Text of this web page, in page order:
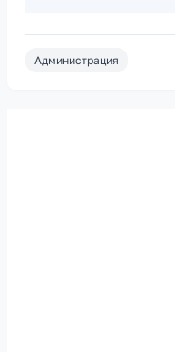
Администрация